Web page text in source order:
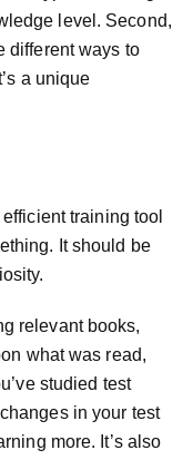
level. Second,
different ways to
a unique
training tool
It should be
relevant books,
what was read,
studied test
in your test
more. It’s also